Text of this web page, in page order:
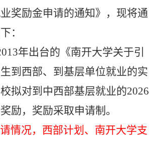
奖励金申请的通知》，现将通
：
年出台的《南开大学关于引
到西部、到基层单位就业的实
拟对到中西部基层就业的2026
励，奖励采取申请制。
情况，西部计划、南开大学支